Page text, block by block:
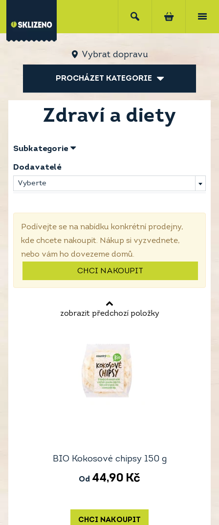
Vybrat dopravu
PROCHÁZET KATEGORIE
Zdraví a diety
Subkategorie
Dodavatelé
Vyberte
Podívejte se na nabídku konkrétní prodejny,
kde chcete nakoupit. Nákup si vyzvednete,
nebo vám ho dovezeme domů.
CHCI NAKOUPIT
zobrazit předchozí položky
BIO Kokosové chipsy 150 g
Od 44,90 Kč
CHCI NAKOUPIT